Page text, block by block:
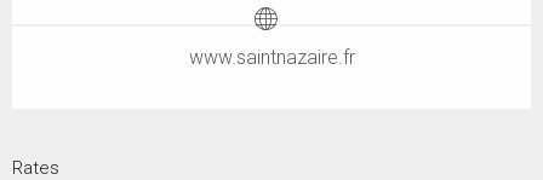
www.saintnazaire.fr
Rates